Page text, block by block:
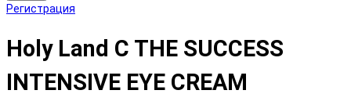
Регистрация
Holy Land C THE SUCCESS
INTENSIVE EYE CREAM